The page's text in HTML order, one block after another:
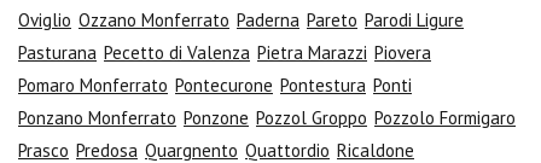
Oviglio Ozzano Monferrato Paderna Pareto Parodi Ligure
Pasturana Pecetto di Valenza Pietra Marazzi Piovera
Pomaro Monferrato Pontecurone Pontestura Ponti
Ponzano Monferrato Ponzone Pozzol Groppo Pozzolo Formigaro
Prasco Predosa Quargnento Quattordio Ricaldone